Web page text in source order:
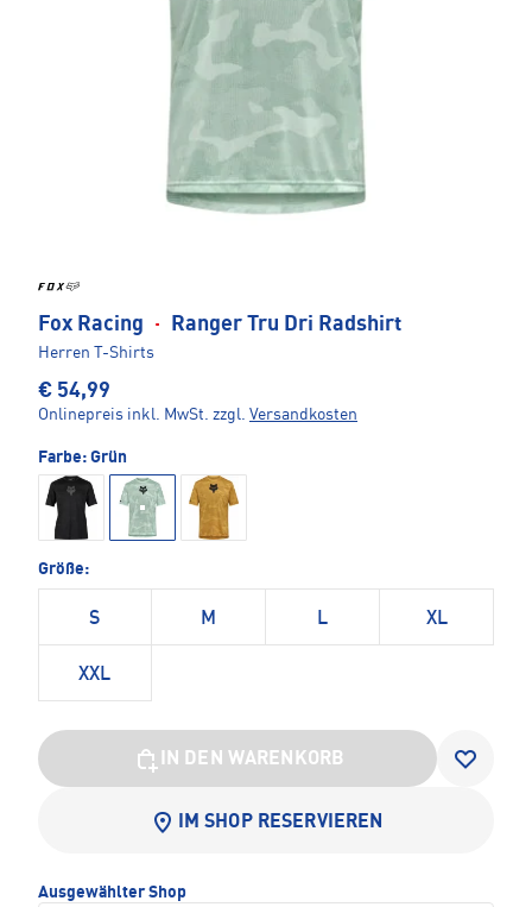
Fox Racing · Ranger Tru Dri Radshirt
Herren T-Shirts
€ 54,99
Onlinepreis inkl. MwSt. zzgl. Versandkosten
Farbe: Grün
Größe:
S M L XL
XXL
IN DEN WARENKORB
IM SHOP RESERVIEREN
Ausgewählter Shop